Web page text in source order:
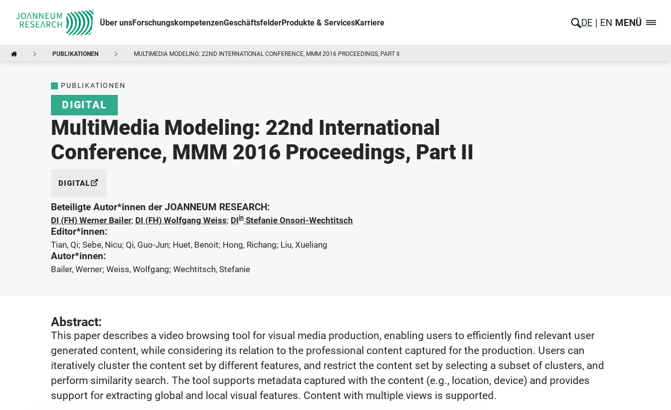
Über unsForschungskompetenzenGeschäftsfelderProdukte & ServicesKarriere DE EN MENÜ
PUBLIKATIONEN MULTIMEDIA MODELING: 22ND INTERNATIONAL CONFERENCE, MMM 2016 PROCEEDINGS, PART II
PUBLIKATIONEN
DIGITAL
MultiMedia Modeling: 22nd International
Conference, MMM 2016 Proceedings, Part II
DIGITAL
Beteiligte Autor*innen der JOANNEUM RESEARCH:
DI (FH) Werner Bailer; DI (FH) Wolfgang Weiss; DIin Stefanie Onsori-Wechtitsch
Editor*innen:
Tian, Qi; Sebe, Nicu; Qi, Guo-Jun; Huet, Benoit; Hong, Richang; Liu, Xueliang
Autor*innen:
Bailer, Werner; Weiss, Wolfgang; Wechtitsch, Stefanie
Abstract:
This paper describes a video browsing tool for visual media production, enabling users to efficiently find relevant user
generated content, while considering its relation to the professional content captured for the production. Users can
iteratively cluster the content set by different features, and restrict the content set by selecting a subset of clusters, and
perform similarity search. The tool supports metadata captured with the content (e.g., location, device) and provides
support for extracting global and local visual features. Content with multiple views is supported.